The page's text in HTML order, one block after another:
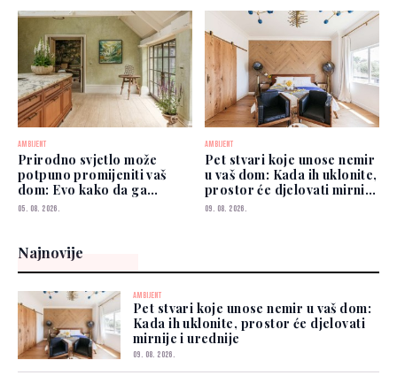
AMBIJENT
Prirodno svjetlo može
potpuno promijeniti vaš
dom: Evo kako da ga
iskoristite
05. 08. 2026.
AMBIJENT
Pet stvari koje unose nemir
u vaš dom: Kada ih uklonite,
prostor će djelovati mirnije
i urednije
09. 08. 2026.
Najnovije
AMBIJENT
Pet stvari koje unose nemir u vaš dom:
Kada ih uklonite, prostor će djelovati
mirnije i urednije
09. 08. 2026.